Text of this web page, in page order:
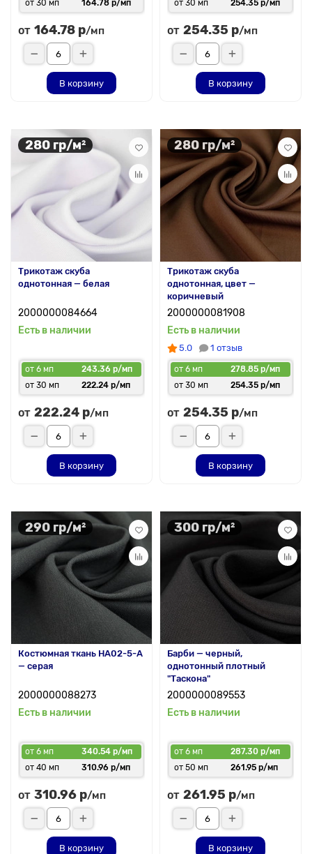
от 30 мп 164.78 р/мп
от 164.78 р/мп
В корзину
от 30 мп 254.35 р/мп
от 254.35 р/мп
В корзину
280 гр/м²
Трикотаж скуба
однотонная — белая
2000000084664
Есть в наличии
от 6 мп
243.36 р/мп
от 30 мп
222.24 р/мп
от 222.24 р/мп
В корзину
280 гр/м²
Трикотаж скуба
однотонная, цвет —
коричневый
2000000081908
Есть в наличии
5.0 1 отзыв
от 6 мп
278.85 р/мп
от 30 мп
254.35 р/мп
от 254.35 р/мп
В корзину
290 гр/м²
Костюмная ткань HA02-5-A
— серая
2000000088273
Есть в наличии
от 6 мп
340.54 р/мп
от 40 мп
310.96 р/мп
от 310.96 р/мп
В корзину
300 гр/м²
Барби — черный,
однотонный плотный
"Таскона"
2000000089553
Есть в наличии
от 6 мп
287.30 р/мп
от 50 мп
261.95 р/мп
от 261.95 р/мп
В корзину